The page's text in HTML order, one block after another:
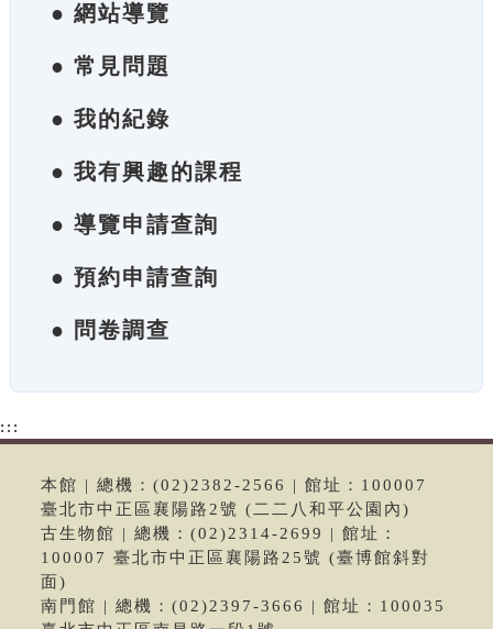
● 網站導覽
● 常見問題
● 我的紀錄
● 我有興趣的課程
● 導覽申請查詢
● 預約申請查詢
● 問卷調查
:::
本館 | 總機：(02)2382-2566 | 館址：100007
臺北市中正區襄陽路2號 (二二八和平公園內)
古生物館 | 總機：(02)2314-2699 | 館址：
100007 臺北市中正區襄陽路25號 (臺博館斜對
面)
南門館 | 總機：(02)2397-3666 | 館址：100035